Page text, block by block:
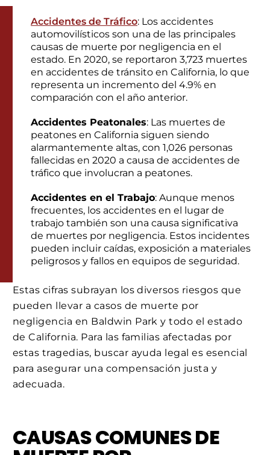
Accidentes de Tráfico: Los accidentes
automovilísticos son una de las principales
causas de muerte por negligencia en el
estado. En 2020, se reportaron 3,723 muertes
en accidentes de tránsito en California, lo que
representa un incremento del 4.9% en
comparación con el año anterior.
Accidentes Peatonales: Las muertes de
peatones en California siguen siendo
alarmantemente altas, con 1,026 personas
fallecidas en 2020 a causa de accidentes de
tráfico que involucran a peatones.
Accidentes en el Trabajo: Aunque menos
frecuentes, los accidentes en el lugar de
trabajo también son una causa significativa
de muertes por negligencia. Estos incidentes
pueden incluir caídas, exposición a materiales
peligrosos y fallos en equipos de seguridad.
Estas cifras subrayan los diversos riesgos que
pueden llevar a casos de muerte por
negligencia en Baldwin Park y todo el estado
de California. Para las familias afectadas por
estas tragedias, buscar ayuda legal es esencial
para asegurar una compensación justa y
adecuada.
CAUSAS COMUNES DE